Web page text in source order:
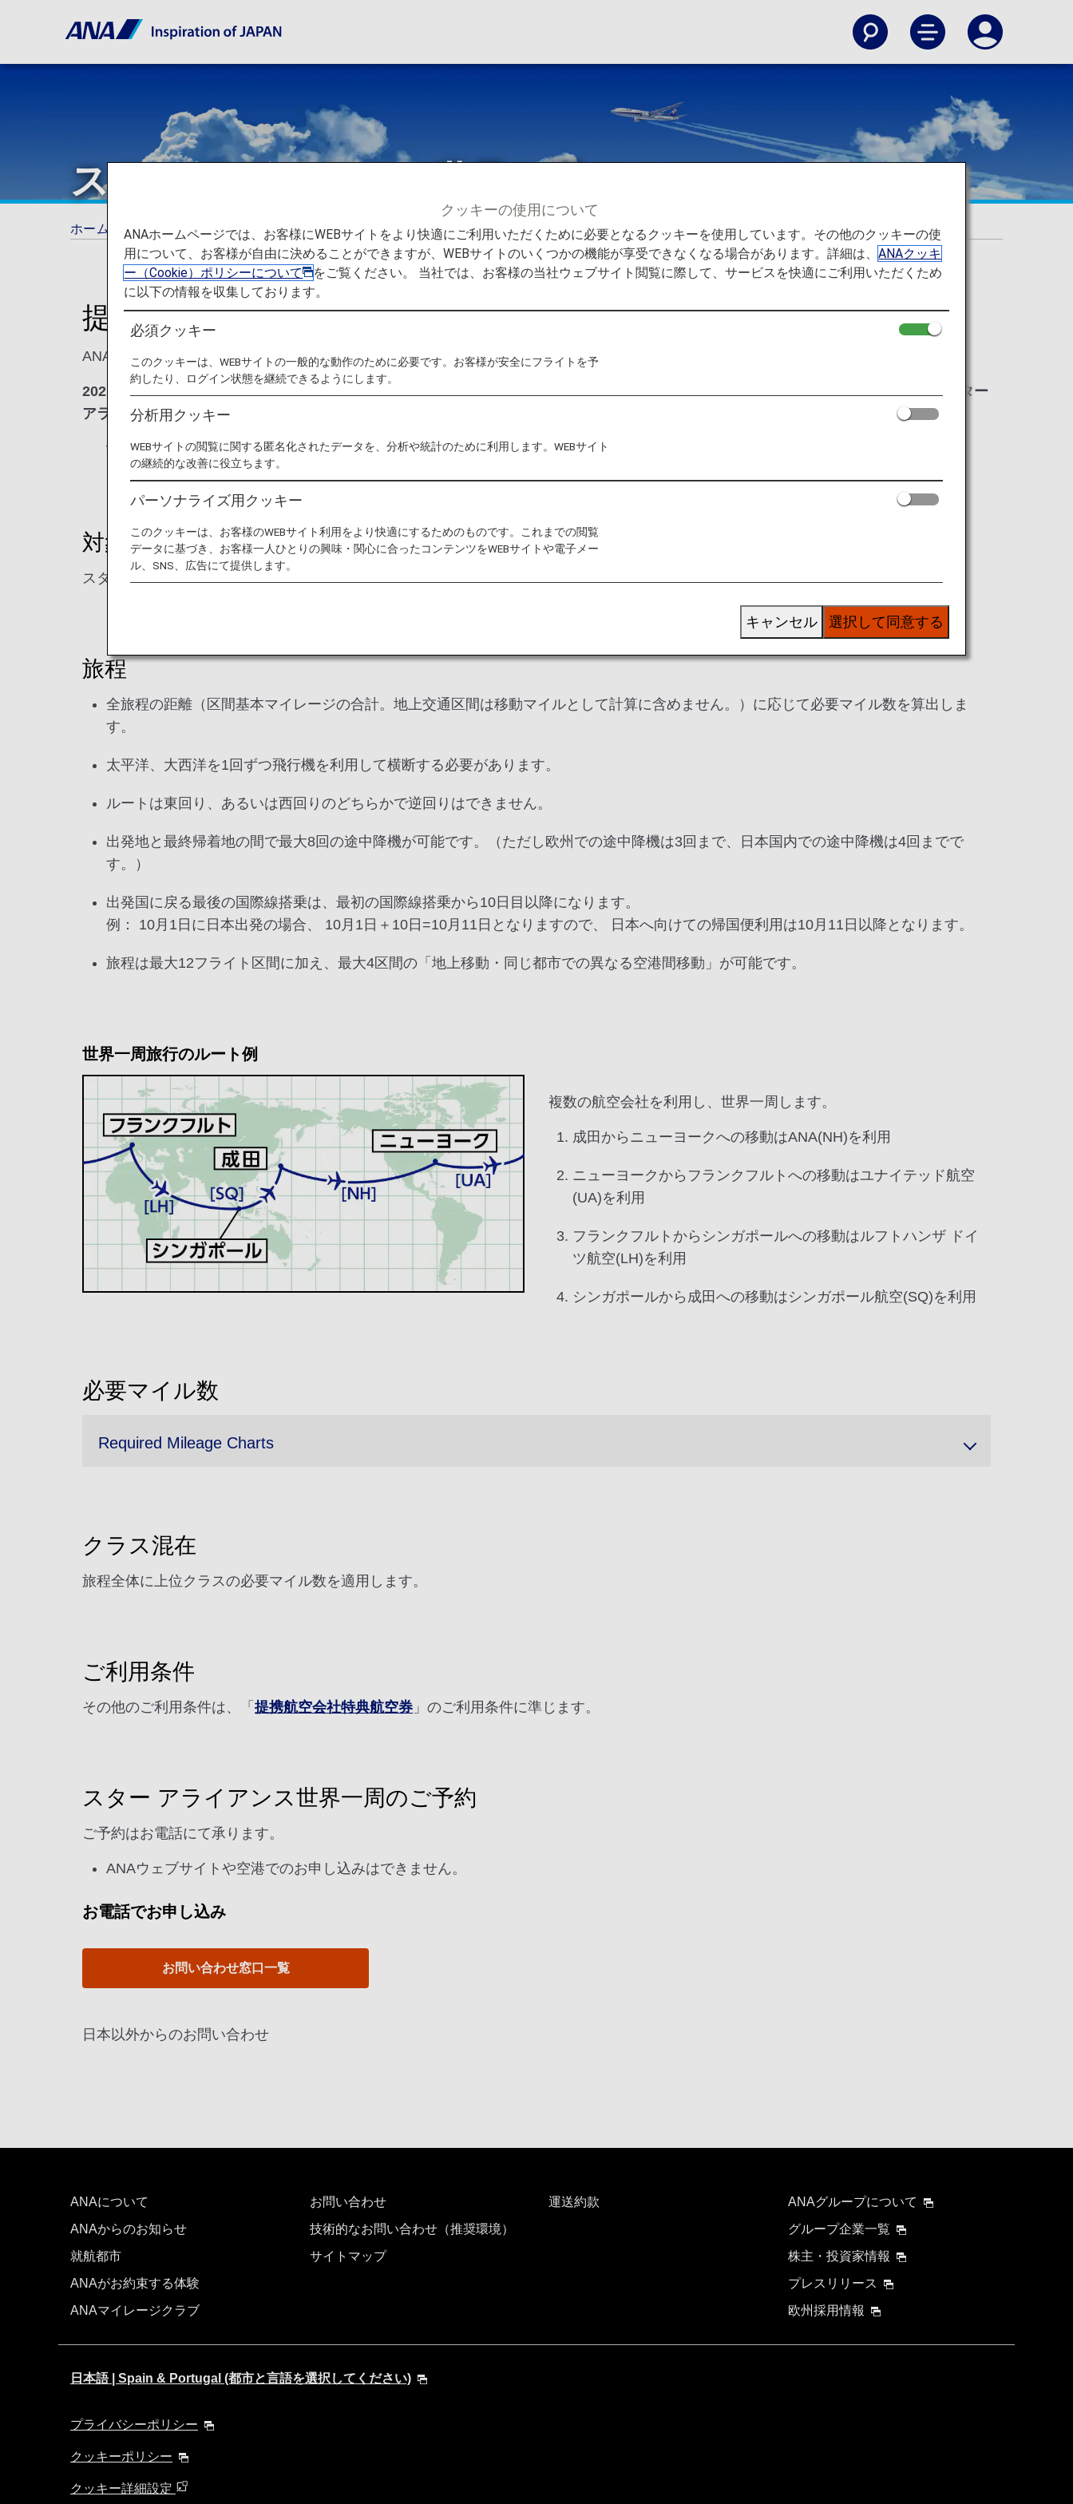
スター アライアンス世界一周
ホーム ANAマイレージクラブ 提携航空会社特典航空券 スター アライアンス世界一周
提携航空会社でマイルをご利用
ANAマイレージクラブ会員は世界の提携航空会社でマイルをご利用になれます。
2025年6月23日をもちまして、スター アライアンス世界一周特典航空券の新規発券を終了しました。2025年6月23日までに発券されたスター
アライアンス世界一周特典航空券については、航空券の有効期限まで、変更等含め従来通りご利用可能になります。
* 表記の日付は日本時間になります。
対象便
スター アライアンス加盟航空会社
旅程
全旅程の距離（区間基本マイレージの合計。地上交通区間は移動マイルとして計算に含めません。）に応じて必要マイル数を算出しま
す。
太平洋、大西洋を1回ずつ飛行機を利用して横断する必要があります。
ルートは東回り、あるいは西回りのどちらかで逆回りはできません。
出発地と最終帰着地の間で最大8回の途中降機が可能です。（ただし欧州での途中降機は3回まで、日本国内での途中降機は4回までで
す。）
出発国に戻る最後の国際線搭乗は、最初の国際線搭乗から10日目以降になります。
例： 10月1日に日本出発の場合、 10月1日＋10日=10月11日となりますので、 日本へ向けての帰国便利用は10月11日以降となります。
旅程は最大12フライト区間に加え、最大4区間の「地上移動・同じ都市での異なる空港間移動」が可能です。
世界一周旅行のルート例
複数の航空会社を利用し、世界一周します。
成田からニューヨークへの移動はANA(NH)を利用
ニューヨークからフランクフルトへの移動はユナイテッド航空
(UA)を利用
フランクフルトからシンガポールへの移動はルフトハンザ ドイ
ツ航空(LH)を利用
シンガポールから成田への移動はシンガポール航空(SQ)を利用
必要マイル数
Required Mileage Charts
クラス混在
旅程全体に上位クラスの必要マイル数を適用します。
ご利用条件
その他のご利用条件は、「 提携航空会社特典航空券 」のご利用条件に準じます。
スター アライアンス世界一周のご予約
ご予約はお電話にて承ります。
ANAウェブサイトや空港でのお申し込みはできません。
お電話でお申し込み
お問い合わせ窓口一覧
日本以外からのお問い合わせ
ANAについて
ANAからのお知らせ
就航都市
ANAがお約束する体験
ANAマイレージクラブ
お問い合わせ
技術的なお問い合わせ（推奨環境）
サイトマップ
運送約款
ANAグループについて
グループ企業一覧
株主・投資家情報
プレスリリース
欧州採用情報
日本語 | Spain & Portugal (都市と言語を選択してください)
プライバシーポリシー
クッキーポリシー
クッキー詳細設定
クッキーの使用について
ANAホームページでは、お客様にWEBサイトをより快適にご利用いただくために必要となるクッキーを使用しています。その他のクッキーの使
用について、お客様が自由に決めることができますが、WEBサイトのいくつかの機能が享受できなくなる場合があります。詳細は、ANAクッキ
ー（Cookie）ポリシーについて
をご覧ください。 当社では、お客様の当社ウェブサイト閲覧に際して、サービスを快適にご利用いただくため
に以下の情報を収集しております。
必須クッキー
このクッキーは、WEBサイトの一般的な動作のために必要です。お客様が安全にフライトを予
約したり、ログイン状態を継続できるようにします。
分析用クッキー
WEBサイトの閲覧に関する匿名化されたデータを、分析や統計のために利用します。WEBサイト
の継続的な改善に役立ちます。
パーソナライズ用クッキー
このクッキーは、お客様のWEBサイト利用をより快適にするためのものです。これまでの閲覧
データに基づき、お客様一人ひとりの興味・関心に合ったコンテンツをWEBサイトや電子メー
ル、SNS、広告にて提供します。
選択して同意する
キャンセル